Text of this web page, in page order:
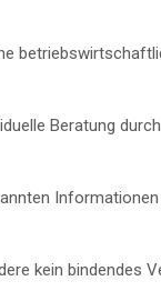
Beratung
kein bindendes